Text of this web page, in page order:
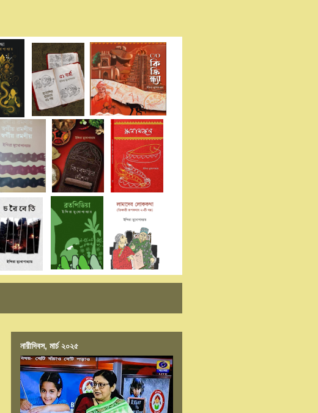
নারীদিবস, মার্চ ২০২৫